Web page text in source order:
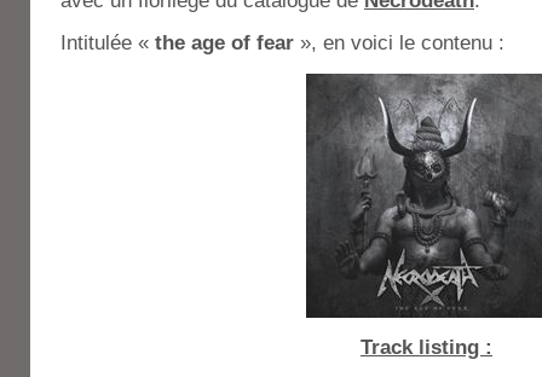
Intitulée « the age of fear », en voici le contenu :
Track listing :